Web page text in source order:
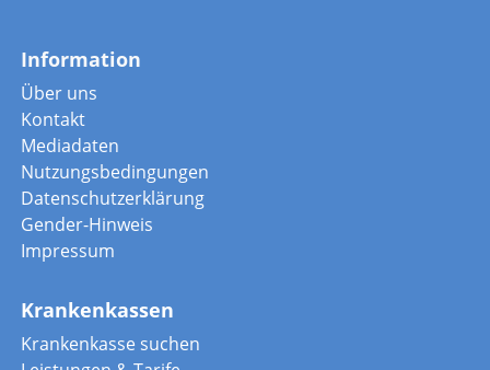
Information
Über uns
Kontakt
Mediadaten
Nutzungsbedingungen
Datenschutzerklärung
Gender-Hinweis
Impressum
Krankenkassen
Krankenkasse suchen